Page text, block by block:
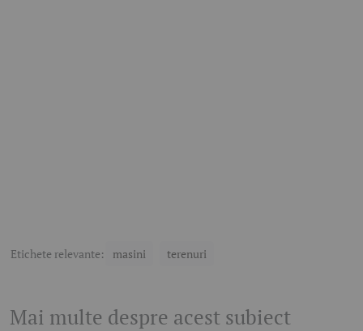
Etichete relevante: masini terenuri
Mai multe despre acest subiect